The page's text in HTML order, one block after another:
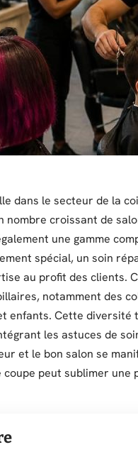
dans le secteur de la
nombre croissant de
une gamme
spécial, un soin
au profit des clients.
notamment des
enfants. Cette diversité
les astuces de
et le bon salon se
coupe peut sublimer une